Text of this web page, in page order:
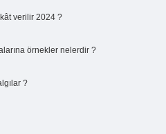
verilir 2024 ?
örnekler nelerdir ?
?